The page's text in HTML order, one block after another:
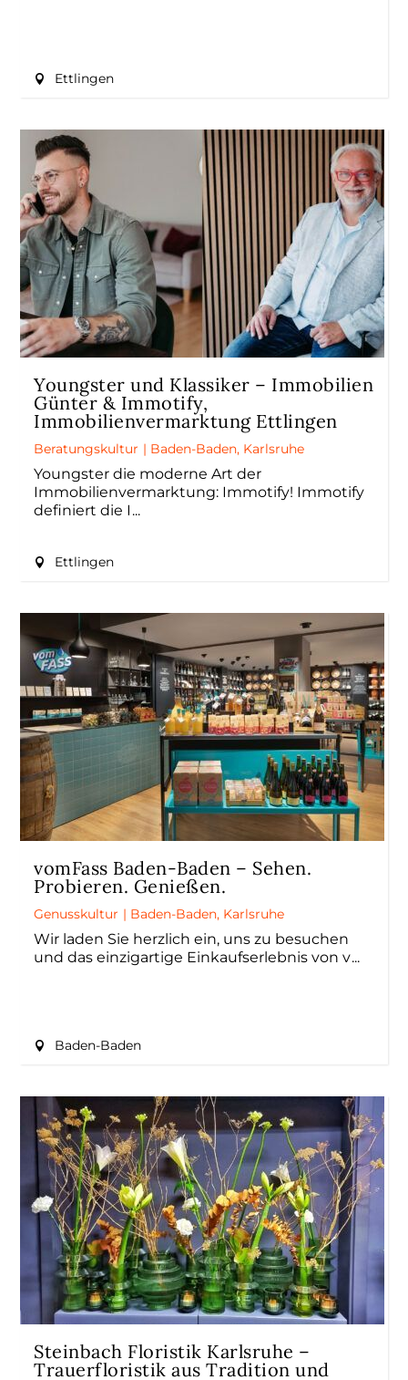
Ettlingen
Youngster und Klassiker – Immobilien
Günter & Immotify,
Immobilienvermarktung Ettlingen
Beratungskultur | Baden-Baden, Karlsruhe
Youngster die moderne Art der
Immobilienvermarktung: Immotify! Immotify
definiert die I
Ettlingen
vomFass Baden-Baden – Sehen.
Probieren. Genießen.
Genusskultur | Baden-Baden, Karlsruhe
Wir laden Sie herzlich ein, uns zu besuchen
und das einzigartige Einkaufserlebnis von v
Baden-Baden
Steinbach Floristik Karlsruhe –
Trauerfloristik aus Tradition und